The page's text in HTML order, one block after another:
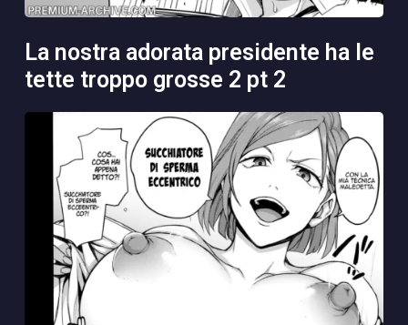
la nostra adorata presidente ha le
tette troppo grosse 2 pt 2